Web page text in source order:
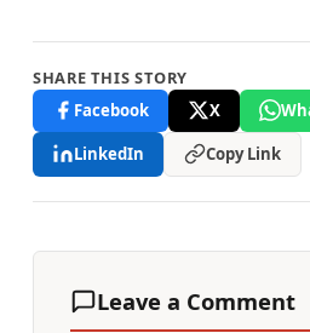
SHARE THIS STORY
Facebook
X
LinkedIn
Copy Link
Leave a Comment